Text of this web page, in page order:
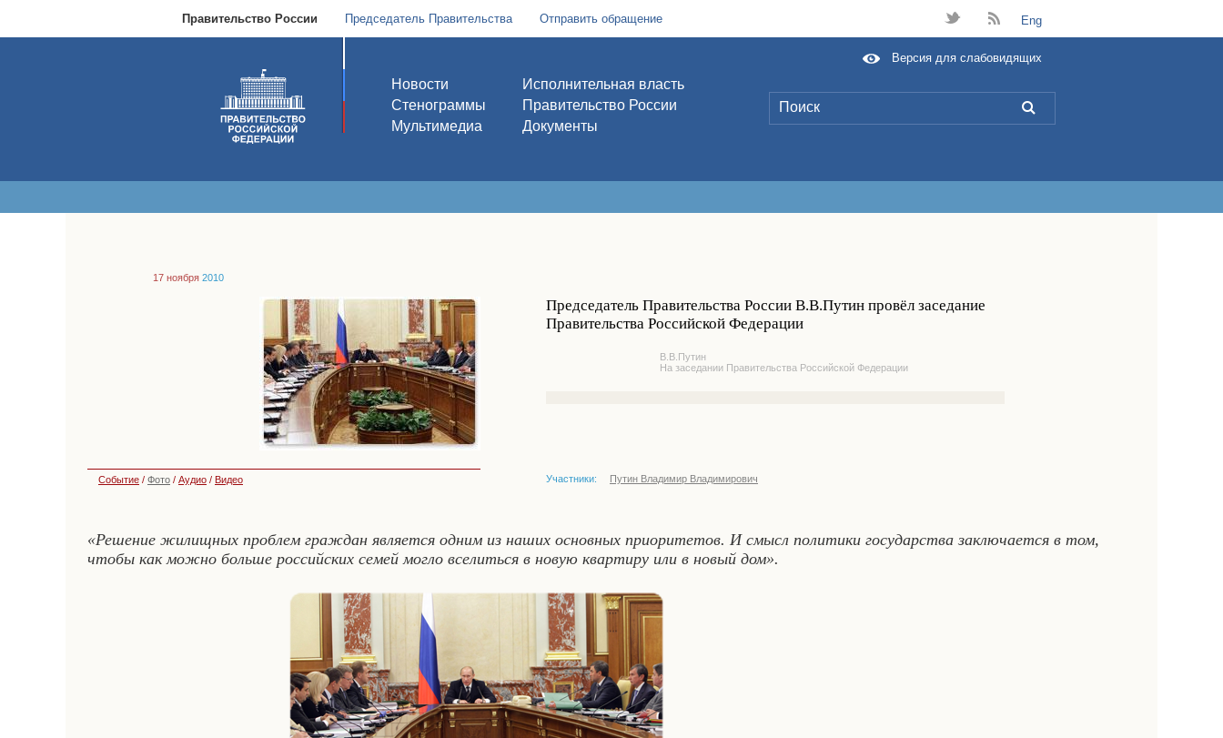
Правительство России Председатель Правительства Отправить обращение t B Eng
Новости
Стенограммы
Мультимедиа
Исполнительная власть
Правительство России
Документы
L
Версия для слабовидящих
17 ноября 2010
Председатель Правительства России В.В.Путин провёл заседание
Правительства Российской Федерации
В.В.Путин
На заседании Правительства Российской Федерации
Событие / Фото / Аудио / Видео Участники: Путин Владимир Владимирович
«Решение жилищных проблем граждан является одним из наших основных приоритетов. И смысл политики государства заключается в том,
чтобы как можно больше российских семей могло вселиться в новую квартиру или в новый дом».